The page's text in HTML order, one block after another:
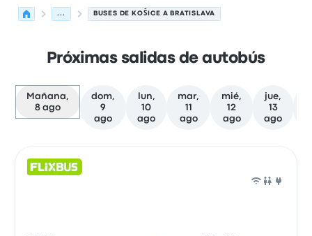
... BUSES DE KOŠICE A BRATISLAVA
Próximas salidas de autobús
Mañana,
8 ago
dom,
9
ago
lun,
10
ago
mar,
11
ago
mié,
12
ago
jue,
13
ago